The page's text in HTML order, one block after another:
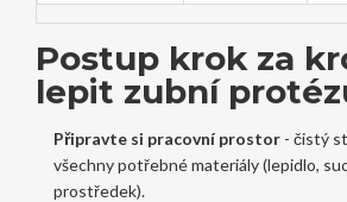
Postup krok za
lepit zubní
Připravte si pracovní prostor- čistý
všechny potřebné materiály (lepidlo,
prostředek).